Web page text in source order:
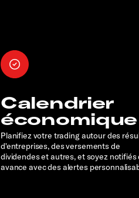
Calendrier
économique
Planifiez votre trading autour des
d'entreprises, des versements de
dividendes et autres, et soyez notifiés
avance avec des alertes